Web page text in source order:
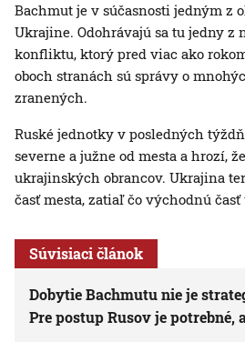
Bachmut je v súčasnosti jedným z
Ukrajine. Odohrávajú sa tu jedny z
konfliktu, ktorý pred viac ako
oboch stranách sú správy o
zranených.
Ruské jednotky v posledných
severne a južne od mesta a hrozí,
ukrajinských obrancov. Ukrajina
časť mesta, zatiaľ čo východnú
Súvisiaci článok
Dobytie Bachmutu nie je
Pre postup Rusov je potrebné,